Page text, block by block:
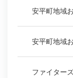
安平町地域
安平町地域
ファイター